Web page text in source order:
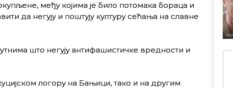
међу којима је било потомака бораца и
да негују и поштују културу сећања на славне
што негују антифашистичке вредности и
логору на Бањици, тако и на другим